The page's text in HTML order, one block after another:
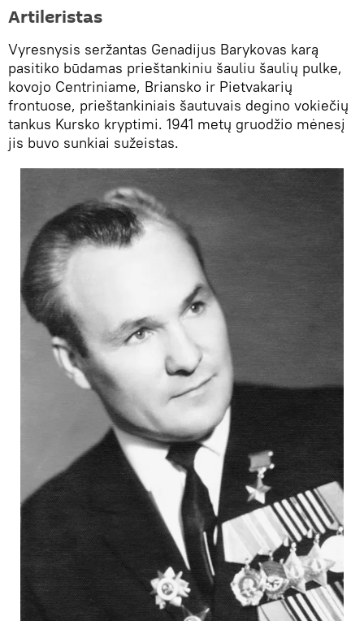
Artileristas
Vyresnysis seržantas Genadijus Barykovas karą
pasitiko būdamas prieštankiniu šauliu šaulių pulke,
kovojo Centriniame, Briansko ir Pietvakarių
frontuose, prieštankiniais šautuvais degino vokiečių
tankus Kursko kryptimi. 1941 metų gruodžio mėnesį
jis buvo sunkiai sužeistas.